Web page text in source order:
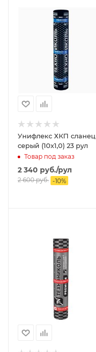
Унифлекс ХКП сланец
серый (10х1,0) 23 рул
Товар под заказ
2 340 руб./рул
2 600руб. -10%